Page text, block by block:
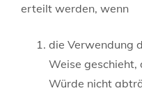
erteilt werden, wenn
die Verwendung
Weise geschieht,
Würde nicht